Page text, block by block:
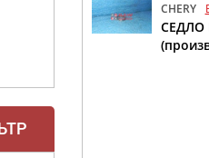
CHERY
СЕДЛО